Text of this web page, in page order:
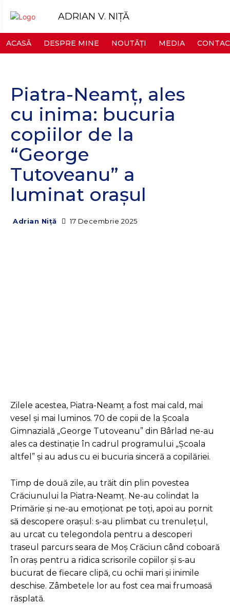
ADRIAN V. NIȚĂ
ACASĂ DESPRE MINE NOUTĂȚI MEDIA
Piatra-Neamț, ales
cu inima: bucuria
copiilor de la
“George
Tutoveanu” a
luminat orașul
Adrian Niță 17 Decembrie 2025
Zilele acestea, Piatra-Neamț a fost mai cald, mai
vesel și mai luminos. 70 de copii de la Școala
Gimnazială „George Tutoveanu” din Bârlad ne-au
ales ca destinație în cadrul programului „Școala
altfel” și au adus cu ei bucuria sinceră a copilăriei.
Timp de două zile, au trăit din plin povestea
Crăciunului la Piatra-Neamț. Ne-au colindat la
Primărie și ne-au emoționat pe toți, apoi au pornit
să descopere orașul: s-au plimbat cu trenulețul,
au urcat cu telegondola pentru a descoperi
traseul parcurs seara de Moș Crăciun când coboară
în oraș pentru a ridica scrisorile copiilor și s-au
bucurat de fiecare clipă, cu ochii mari și inimile
deschise. Zâmbetele lor au fost cea mai frumoasă
răsplată.